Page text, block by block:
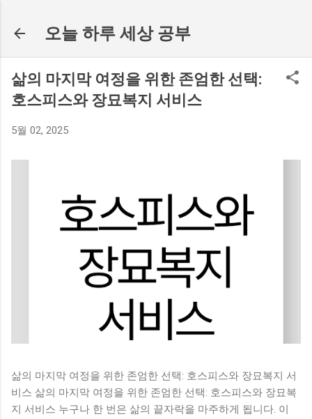
오늘 하루 세상 공부
삶의 마지막 여정을 위한 존엄한 선택:
호스피스와 장묘복지 서비스
5월 02, 2025
삶의 마지막 여정을 위한 존엄한 선택: 호스피스와 장묘복지 서
비스 삶의 마지막 여정을 위한 존엄한 선택: 호스피스와 장묘복
지 서비스 누구나 한 번은 삶의 끝자락을 마주하게 됩니다. 이